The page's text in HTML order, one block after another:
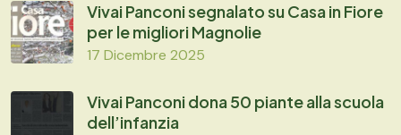
Vivai Panconi segnalato su Casa in Fiore
per le migliori Magnolie
17 Dicembre 2025
Vivai Panconi dona 50 piante alla scuola
dell’infanzia